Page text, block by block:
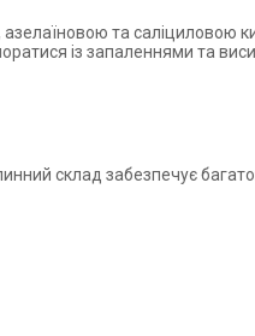
та
із запаленнями та
склад забезпечує